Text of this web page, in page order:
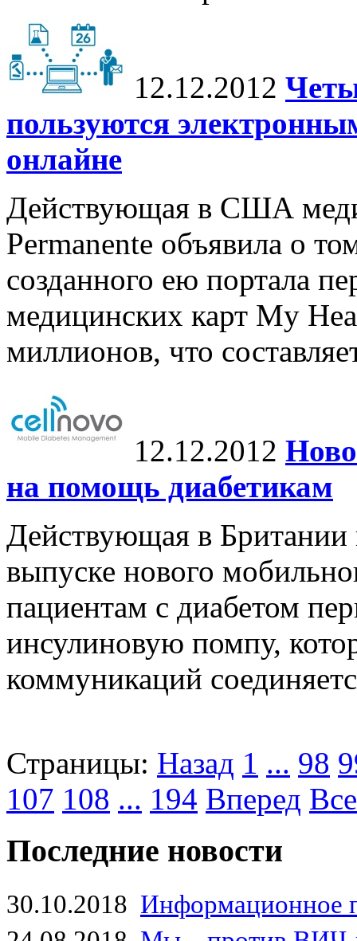
12.12.2012
пользуются
онлайне
Действующая в США
Permanente объявила о
созданного ею портала
медицинских карт My
миллионов, что
12.12.2012
на помощь диабетикам
Действующая в Британии
выпуске нового
пациентам с диабетом
инсулиновую помпу,
коммуникаций
Страницы: Назад 1 ... 98
107 108 ... 194 Вперед Все
Последние новости
30.10.2018 Информационное